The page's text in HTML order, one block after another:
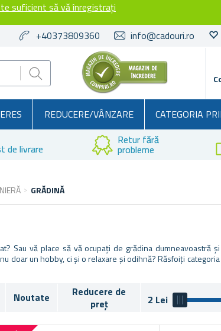
suficient să vă înregistrați
+40373809360
info@cadouri.ro
REDUCERE/VÂNZARE CATEGORIA
de livrare
Retur fără
probleme
GRĂDINĂ
Sau vă place să vă ocupați de grădina dumneavoastră
doar un hobby, ci și o relaxare și odihnă? Răsfoiți
Noutate
Reducere de
preț
2 Lei